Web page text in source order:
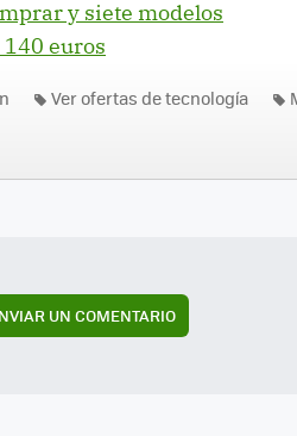
y siete modelos
euros
Ver ofertas de tecnología
UN COMENTARIO